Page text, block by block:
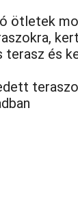
ötletek
terasz és